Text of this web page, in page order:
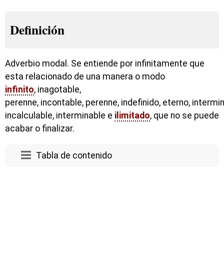
Definición
Adverbio modal. Se entiende por infinitamente que
esta relacionado de una manera o modo
infinito, inagotable,
perenne, incontable, perenne, indefinido, eterno,
incalculable, interminable e ilimitado, que no se puede
acabar o finalizar.
Tabla de contenido